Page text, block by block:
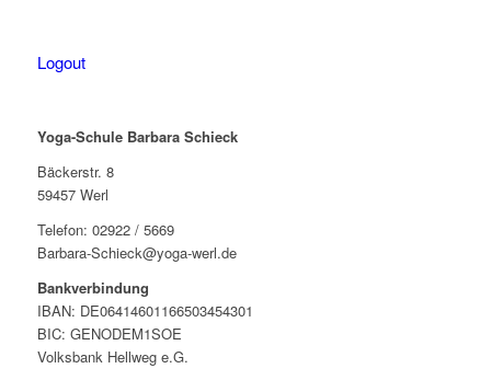
Logout
Yoga-Schule Barbara Schieck
Bäckerstr. 8
59457 Werl
Telefon: 02922 / 5669
Barbara-Schieck@yoga-werl.de
Bankverbindung
IBAN: DE06414601166503454301
BIC: GENODEM1SOE
Volksbank Hellweg e.G.